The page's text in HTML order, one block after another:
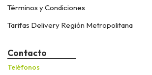
Términos y Condiciones
Tarifas Delivery Región Metropolitana
Contacto
Teléfonos